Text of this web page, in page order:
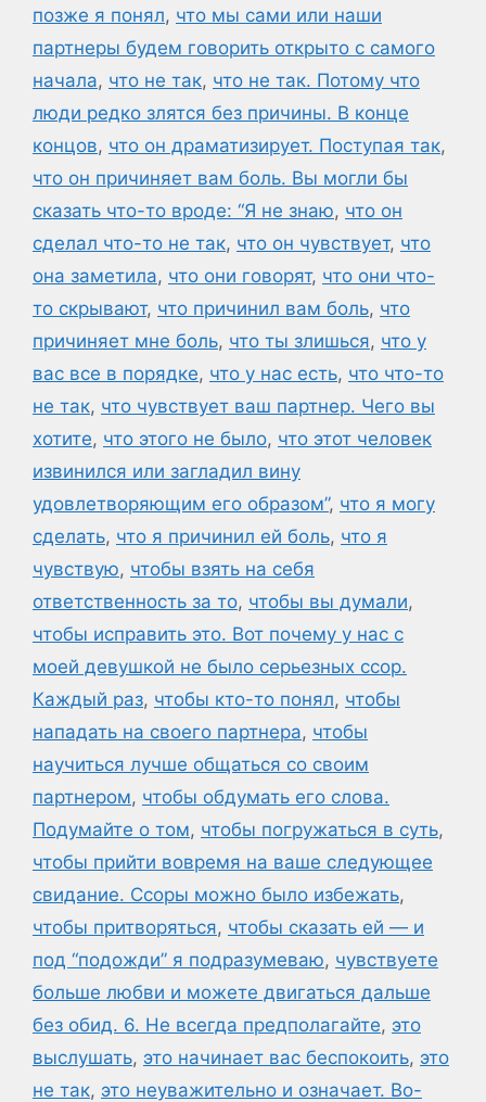
позже я понял, что мы сами или наши
партнеры будем говорить открыто с самого
начала, что не так, что не так. Потому что
люди редко злятся без причины. В конце
концов, что он драматизирует. Поступая так,
что он причиняет вам боль. Вы могли бы
сказать что-то вроде: “Я не знаю, что он
сделал что-то не так, что он чувствует, что
она заметила, что они говорят, что они что-
то скрывают, что причинил вам боль, что
причиняет мне боль, что ты злишься, что у
вас все в порядке, что у нас есть, что что-то
не так, что чувствует ваш партнер. Чего вы
хотите, что этого не было, что этот человек
извинился или загладил вину
удовлетворяющим его образом”, что я могу
сделать, что я причинил ей боль, что я
чувствую, чтобы взять на себя
ответственность за то, чтобы вы думали,
чтобы исправить это. Вот почему у нас с
моей девушкой не было серьезных ссор.
Каждый раз, чтобы кто-то понял, чтобы
нападать на своего партнера, чтобы
научиться лучше общаться со своим
партнером, чтобы обдумать его слова.
Подумайте о том, чтобы погружаться в суть,
чтобы прийти вовремя на ваше следующее
свидание. Ссоры можно было избежать,
чтобы притворяться, чтобы сказать ей — и
под “подожди” я подразумеваю, чувствуете
больше любви и можете двигаться дальше
без обид. 6. Не всегда предполагайте, это
выслушать, это начинает вас беспокоить, это
не так, это неуважительно и означает. Во-